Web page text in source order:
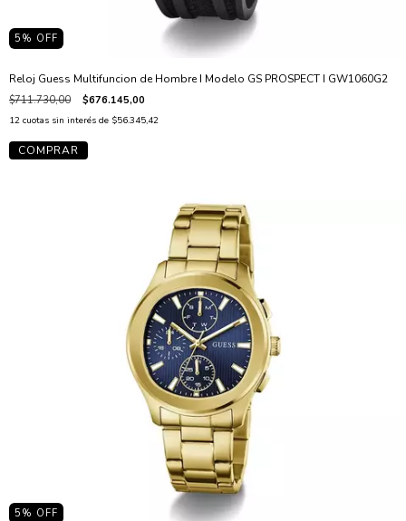
5 % OFF
Reloj Guess Multifuncion de Hombre I Modelo GS PROSPECT I GW1060G2
$711.730,00 $676.145,00
12 cuotas sin interés de $56.345,42
5 % OFF